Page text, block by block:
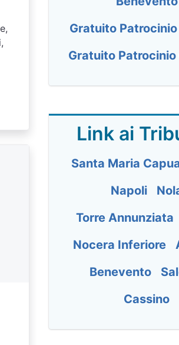
Gratuito
Gratuito Patrocinio
Link ai
Santa Maria
Napoli
Torre Annunziata
Nocera Inferiore
Benevento
Cassino